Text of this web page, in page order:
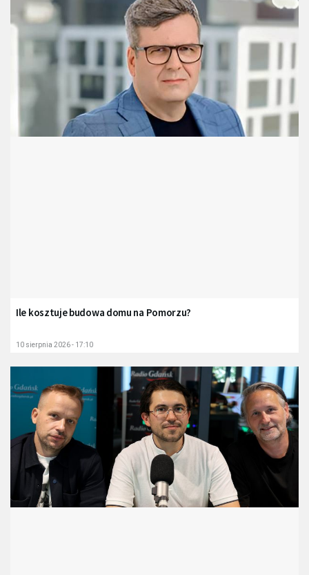
Ile kosztuje budowa domu na Pomorzu?
10 sierpnia 2026 - 17:10